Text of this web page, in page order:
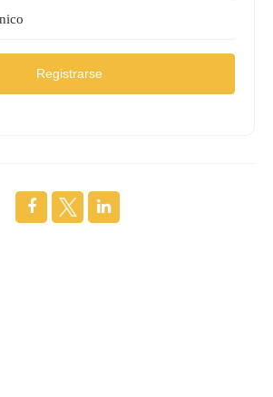
Registrarse